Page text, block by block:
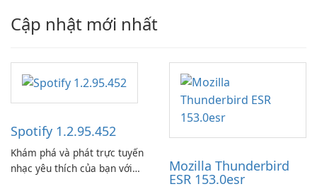
Cập nhật mới nhất
Spotify 1.2.95.452
Khám phá và phát trực tuyến
nhạc yêu thích của bạn với
Mozilla Thunderbird
ESR 153.0esr